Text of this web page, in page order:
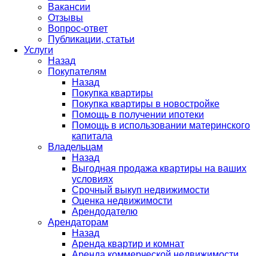
Вакансии
Отзывы
Вопрос-ответ
Публикации, статьи
Услуги
Назад
Покупателям
Назад
Покупка квартиры
Покупка квартиры в новостройке
Помощь в получении ипотеки
Помощь в использовании материнского
капитала
Владельцам
Назад
Выгодная продажа квартиры на ваших
условиях
Срочный выкуп недвижимости
Оценка недвижимости
Арендодателю
Арендаторам
Назад
Аренда квартир и комнат